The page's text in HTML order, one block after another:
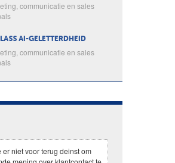
communicatie en sales
AI-GELETTERDHEID
communicatie en sales
niet voor terug deinst om